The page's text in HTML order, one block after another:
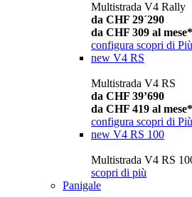
Multistrada V4 Rally
da CHF 29´290
da CHF 309 al mese*
configura scopri di Più
new V4 RS
Multistrada V4 RS
da CHF 39’690
da CHF 419 al mese*
configura scopri di Più
new V4 RS 100
Multistrada V4 RS
scopri di più
Panigale